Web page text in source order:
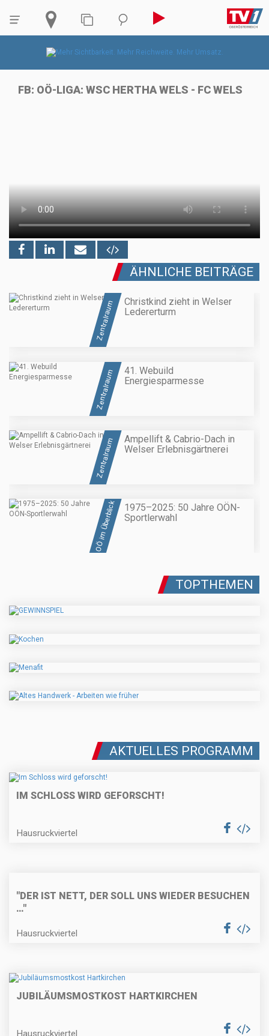
FB: OÖ-LIGA: WSC HERTHA WELS - FC WELS
ÄHNLICHE BEITRÄGE
Zentralraum
Christkind zieht in Welser
Ledererturm
Zentralraum
41. Webuild
Energiesparmesse
Zentralraum
Ampellift & Cabrio-Dach in
Welser Erlebnisgärtnerei
OÖ im Überblick
1975–2025: 50 Jahre OÖN-
Sportlerwahl
TOPTHEMEN
AKTUELLES PROGRAMM
IM SCHLOSS WIRD GEFORSCHT!
Hausruckviertel
"DER IST NETT, DER SOLL UNS WIEDER BESUCHEN
…"
Hausruckviertel
JUBILÄUMSMOSTKOST HARTKIRCHEN
Hausruckviertel